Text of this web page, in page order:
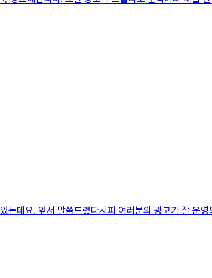
데요. 앞서 말씀드렸다시피 여러분의 광고가 잘 운